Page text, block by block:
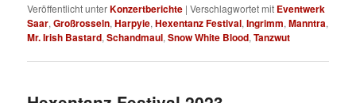
Veröffentlicht unterKonzertberichte |Verschlagwortet mit Eventwerk
Saar,Großrosseln,Harpyie,Hexentanz Festival,Ingrimm,Manntra,
Mr. Irish Bastard,Schandmaul,Snow White Blood,Tanzwut